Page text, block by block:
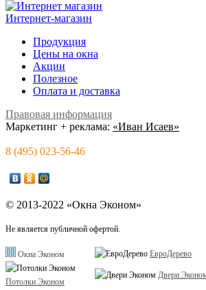
Интернет-магазин
Продукция
Цены на окна
Акции
Полезное
Оплата и доставка
Правовая информация
Маркетинг + реклама: «Иван Исаев»
8 (495) 023-56-46
© 2013-2022 «Окна Эконом»
Не является публичной офертой.
Окна Эконом ЕвроДерево
Потолки Эконом
Двери